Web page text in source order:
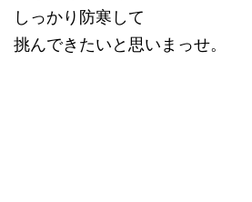
しっかり防寒して
挑んできたいと思いまっせ。